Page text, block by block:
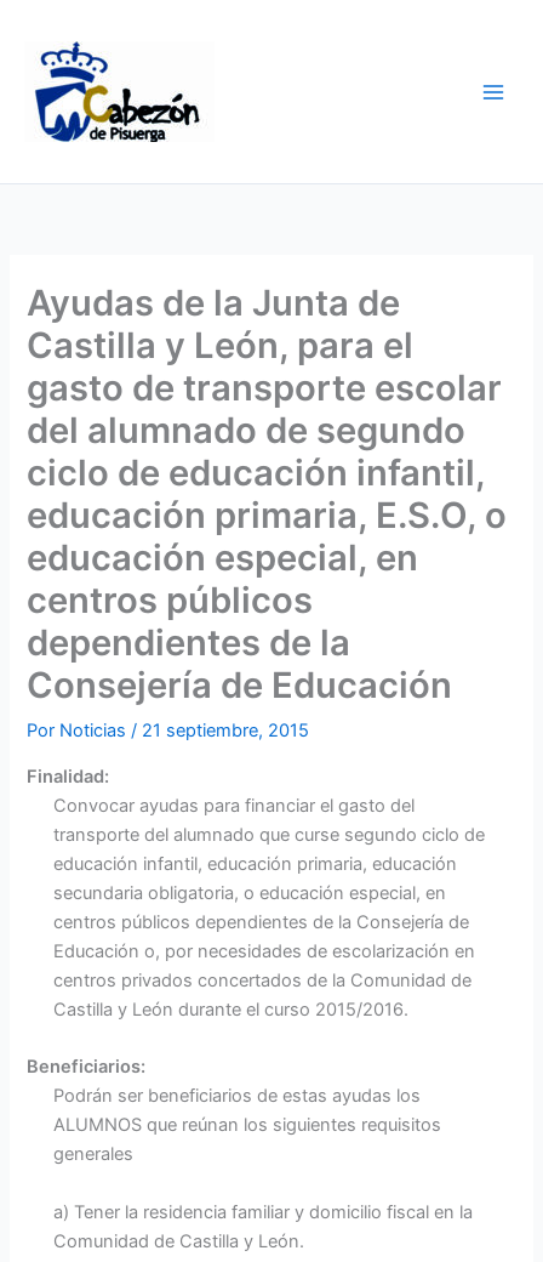
contenido
Ayudas de la Junta de
Castilla y León, para el
gasto de transporte escolar
del alumnado de segundo
ciclo de educación infantil,
educación primaria, E.S.O, o
educación especial, en
centros públicos
dependientes de la
Consejería de Educación
Por Noticias/ 21 septiembre, 2015
Finalidad:
Convocar ayudas para financiar el gasto del
transporte del alumnado que curse segundo ciclo de
educación infantil, educación primaria, educación
secundaria obligatoria, o educación especial, en
centros públicos dependientes de la Consejería de
Educación o, por necesidades de escolarización en
centros privados concertados de la Comunidad de
Castilla y León durante el curso 2015/2016.
Beneficiarios:
Podrán ser beneficiarios de estas ayudas los
ALUMNOS que reúnan los siguientes requisitos
generales
a) Tener la residencia familiar y domicilio fiscal en la
Comunidad de Castilla y León.